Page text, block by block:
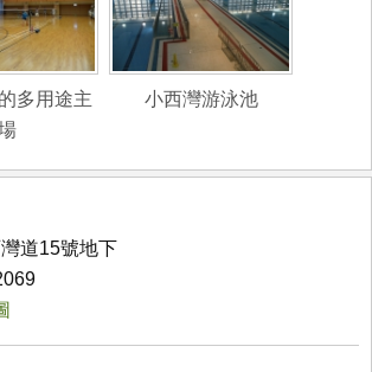
多用途主
小西灣游泳池
道15號地下